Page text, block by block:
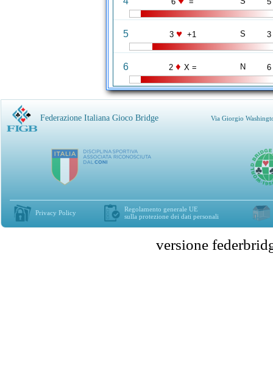
5 3 ♥ +1 S 3
6 2 ♦ X = N 6
Federazione Italiana Gioco Bridge Via Giorgio
Privacy Policy
Regolamento generale UE
sulla protezione dei dati personali
versione